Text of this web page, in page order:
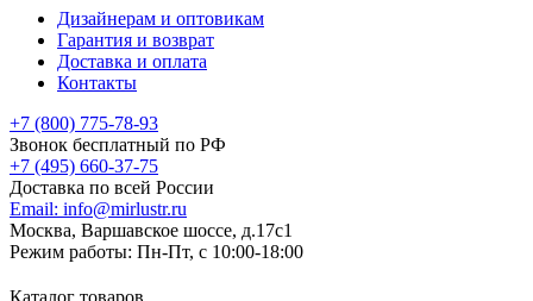
Дизайнерам и оптовикам
Гарантия и возврат
Доставка и оплата
Контакты
+7 (800) 775-78-93
Звонок бесплатный по РФ
+7 (495) 660-37-75
Доставка по всей России
Email: info@mirlustr.ru
Москва, Варшавское шоссе, д.17c1
Режим работы: Пн-Пт, с 10:00-18:00
Каталог товаров